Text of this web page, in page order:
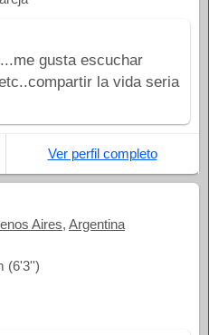
gusta escuchar
la vida seria
Ver perfil completo
Aires, Argentina
(6'3'')